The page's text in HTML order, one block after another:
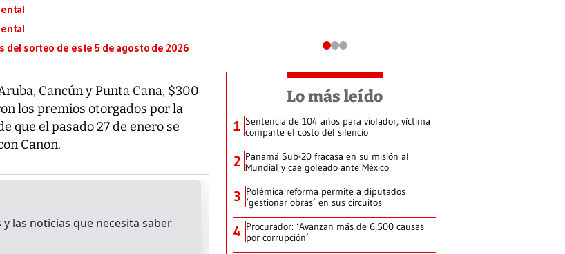
del sorteo de este 5 de agosto de 2026
Cancún y Punta Cana, $300
los premios otorgados por la
que el pasado 27 de enero se
Canon.
Lo más leído
1 Sentencia de 104 años para violador, víctima
comparte el costo del silencio
2 Panamá Sub-20 fracasa en su misión al
Mundial y cae goleado ante México
3 Polémica reforma permite a diputados
‘gestionar obras’ en sus circuitos
4 Procurador: ‘Avanzan más de 6,500 causas
por corrupción’